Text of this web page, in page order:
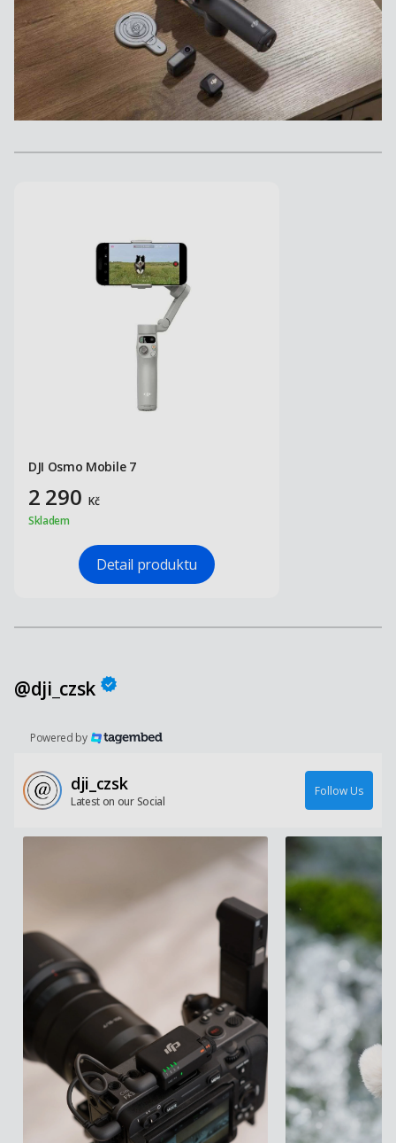
DJI Osmo Mobile 7
2 290 Kč
Skladem
Detail produktu
@dji_czsk
Powered by
dji_czsk
Latest on our Social
Follow Us